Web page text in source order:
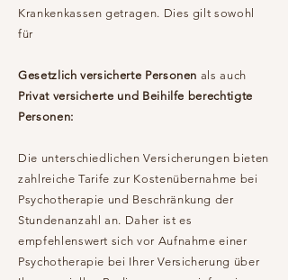
Krankenkassen getragen. Dies gilt sowohl
für
Gesetzlich versicherte Personen als auch
Privat versicherte und Beihilfe berechtigte
Personen:
Die unterschiedlichen Versicherungen bieten
zahlreiche Tarife zur Kostenübernahme bei
Psychotherapie und Beschränkung der
Stundenanzahl an. Daher ist es
empfehlenswert sich vor Aufnahme einer
Psychotherapie bei Ihrer Versicherung über